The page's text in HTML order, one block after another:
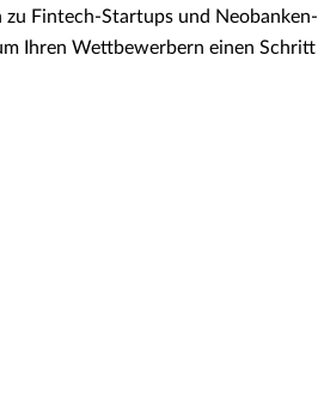
Fintech-Startups und Neobanken-
Ihren Wettbewerbern einen Schritt